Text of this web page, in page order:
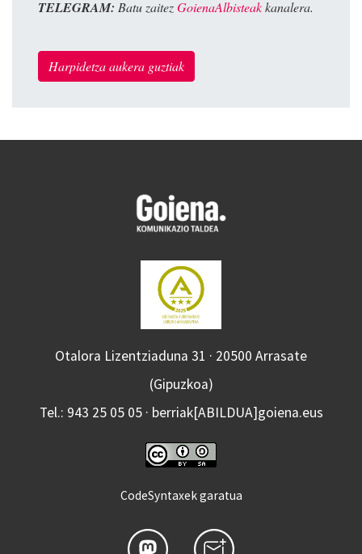
TELEGRAM: Batu zaitezGoienaAlbisteakkanalera.
Harpidetza aukera guztiak
Otalora Lizentziaduna 31 · 20500 Arrasate
(Gipuzkoa)
Tel.: 943 25 05 05 · berriak[ABILDUA]goiena.eus
CodeSyntaxek garatua